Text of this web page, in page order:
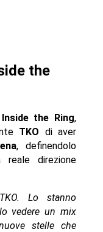
the
Inside the Ring,
TKO di aver
, definendolo
reale direzione
Lo stanno
vedere un mix
stelle che